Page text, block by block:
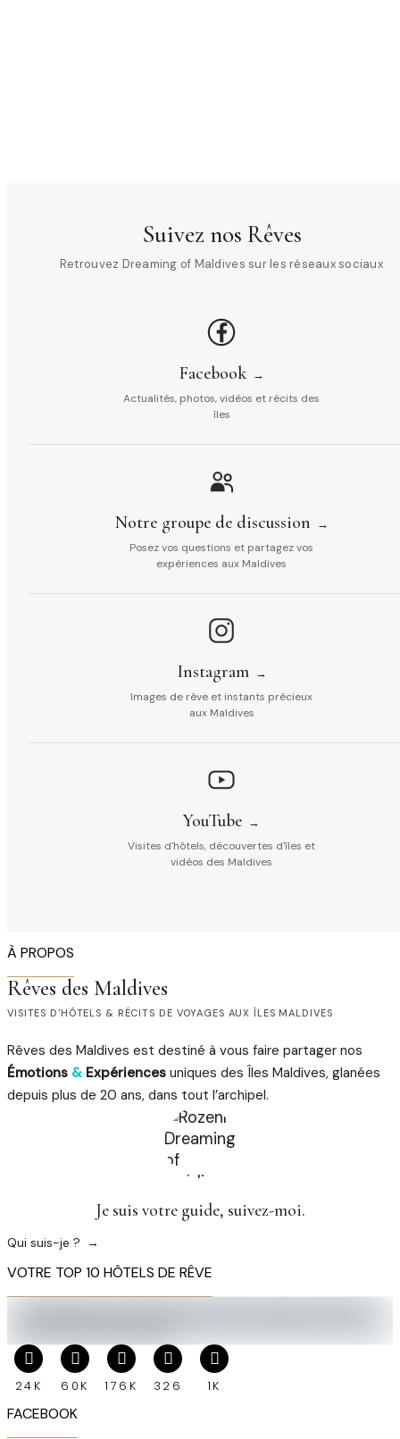
Suivez nos Rêves
Retrouvez Dreaming of Maldives sur les réseaux sociaux
Facebook
Actualités, photos, vidéos et récits des
îles
Notre groupe de discussion
Posez vos questions et partagez vos
expériences aux Maldives
Instagram
Images de rêve et instants précieux
aux Maldives
YouTube
Visites d'hôtels, découvertes d'îles et
vidéos des Maldives
À PROPOS
Rêves des Maldives
VISITES D'HÔTELS & RÉCITS DE VOYAGES AUX ÎLES MALDIVES
Rêves des Maldives est destiné à vous faire partager nos
Émotions & Expériences uniques des Îles Maldives, glanées
depuis plus de 20 ans, dans tout l’archipel.
Je suis votre guide, suivez-moi.
Qui suis-je ?
VOTRE TOP 10 HÔTELS DE RÊVE
24K 60K 176K 326 1K
FACEBOOK